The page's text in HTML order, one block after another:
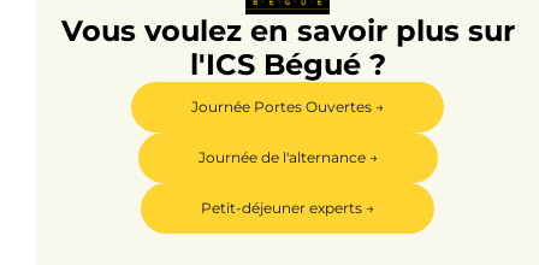
Vous voulez en savoir plus sur
l'ICS Bégué ?
Journée Portes Ouvertes →
Journée de l'alternance →
Petit-déjeuner experts →